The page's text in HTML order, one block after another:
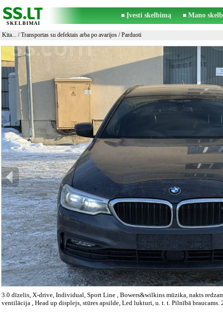
SKELBIMAI
Įvesti skelbimą Mano
Kita... /Transportas su defektais arba po avarijos / Parduoti
3.0 dīzelis, X-drive, Individual, Sport Line , Bowers&wilkins mūzika, nakts
ventilācija , Head up displejs, stūres apsilde, Led lukturi, u. t. t. Pilnībā braucams.